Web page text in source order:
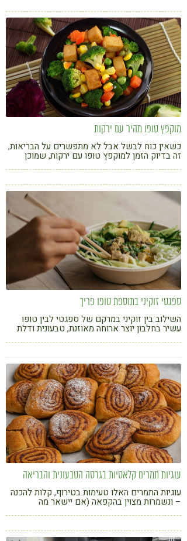
קורונה
טבעונות
מוקפץ טופו מהיר עם ירקות
כשאין כוח לבשל אבל לא מתפשרים על הבריאות,
זה בדיוק הזמן למוקפץ טופו עם ירקות, שמוכן
בקלות ובמהירות
ספגטי זוקיני בתוספת טופו פריך
השילוב בין זוקיני במרקם של ספגטי לבין טופו
עשיר בחלבון יוצר ארוחה מאוזנת, טבעונית ודלת
עוגיות תמרים קלאסיות בגרסה הטבעונית והבריאה
עוגיות התמרים האלו טעימות בטירוף, קלות להכנה
– ונשמרות מצוין בהקפאה (אם יישאר מה